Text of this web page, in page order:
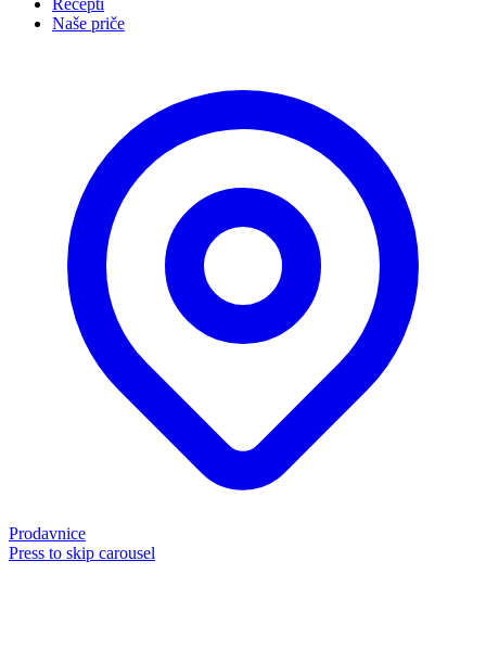
Recepti
Naše priče
Prodavnice
Press to skip carousel